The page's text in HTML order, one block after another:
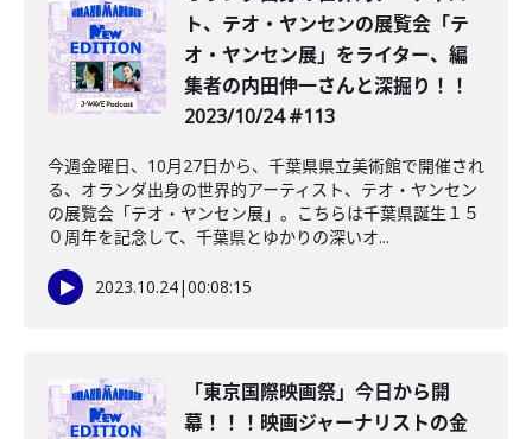
ト、テオ・ヤンセンの展覧会「テ
オ・ヤンセン展」をライター、編
集者の内田伸一さんと深掘り！！
2023/10/24 #113
今週金曜日、10月27日から、千葉県県立美術館で開催され
る、オランダ出身の世界的アーティスト、テオ・ヤンセン
の展覧会「テオ・ヤンセン展」。こちらは千葉県誕生１５
０周年を記念して、千葉県とゆかりの深いオ...
2023.10.24|00:08:15
「東京国際映画祭」今日から開
幕！！！映画ジャーナリストの金